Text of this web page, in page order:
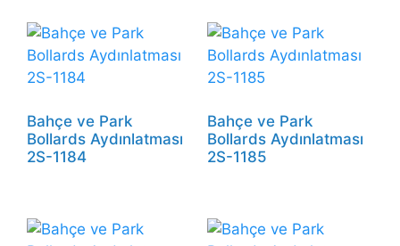
Bahçe ve Park
Bollards Aydınlatması
2S-1184
Bahçe ve Park
Bollards Aydınlatması
2S-1185